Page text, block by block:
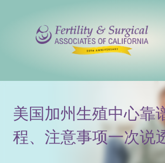
美国加州生殖中心靠
程、注意事项一次说